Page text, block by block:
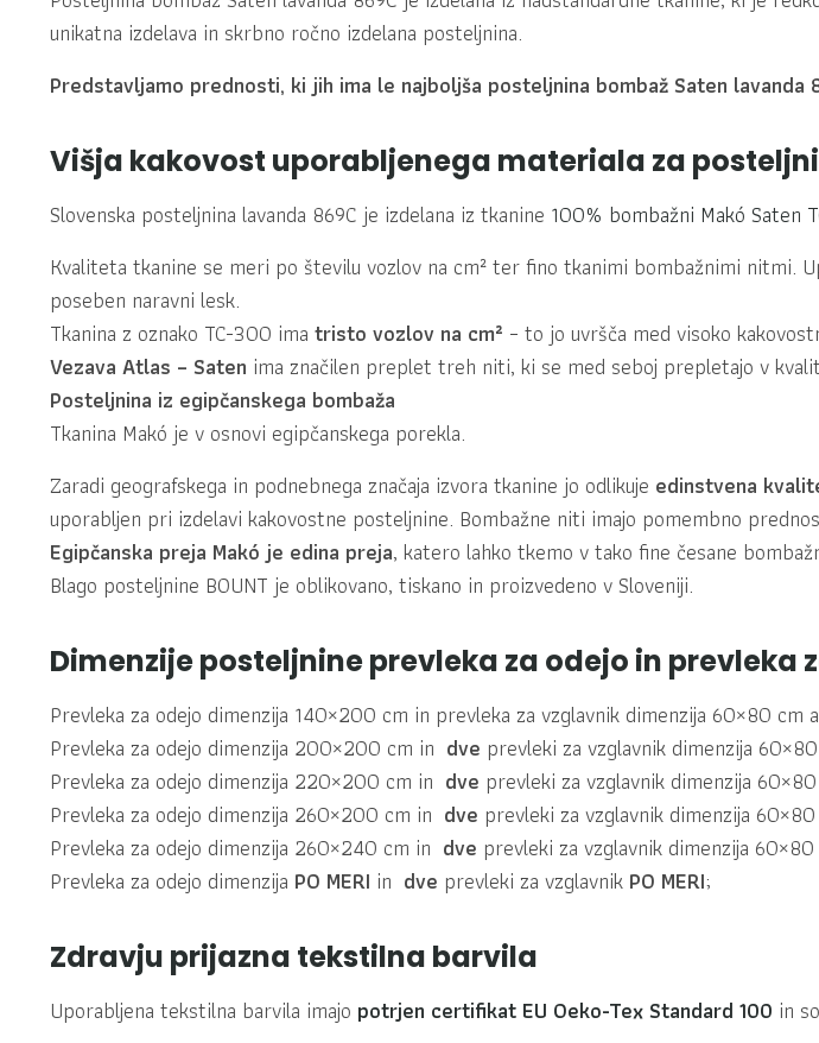
unikatna izdelava in skrbno ročno izdelana posteljnina.
Predstavljamo prednosti, ki jih ima le najboljša posteljnina bombaž Saten lavanda
Višja kakovost uporabljenega materiala za
Slovenska posteljnina lavanda 869C je izdelana iz tkanine 100% bombažni Makó Saten
Kvaliteta tkanine se meri po številu vozlov na cm² ter fino tkanimi bombažnimi nitmi.
poseben naravni lesk.
Tkanina z oznako TC-300 ima tristo vozlov na cm² – to jo uvršča med visoko
Vezava Atlas – Saten ima značilen preplet treh niti, ki se med seboj prepletajo v
Posteljnina iz egipčanskega bombaža
Tkanina Makó je v osnovi egipčanskega porekla.
Zaradi geografskega in podnebnega značaja izvora tkanine jo odlikuje edinstvena
uporabljen pri izdelavi kakovostne posteljnine. Bombažne niti imajo pomembno
Egipčanska preja Makó je edina preja, katero lahko tkemo v tako fine česane
Blago posteljnine BOUNT je oblikovano, tiskano in proizvedeno v Sloveniji.
Dimenzije posteljnine prevleka za odejo in prevleka
Prevleka za odejo dimenzija 140×200 cm in prevleka za vzglavnik dimenzija 60×80 cm
Prevleka za odejo dimenzija 200×200 cm in dve prevleki za vzglavnik dimenzija
Prevleka za odejo dimenzija 220×200 cm in dve prevleki za vzglavnik dimenzija
Prevleka za odejo dimenzija 260×200 cm in dve prevleki za vzglavnik dimenzija
Prevleka za odejo dimenzija 260×240 cm in dve prevleki za vzglavnik dimenzija
Prevleka za odejo dimenzija PO MERI in dve prevleki za vzglavnik PO MERI;
Zdravju prijazna tekstilna barvila
Uporabljena tekstilna barvila imajo potrjen certifikat EU Oeko-Tex Standard 100 in